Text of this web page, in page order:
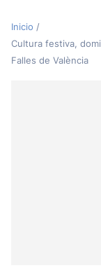
Inicio /
Cultura festiva,
Falles de València